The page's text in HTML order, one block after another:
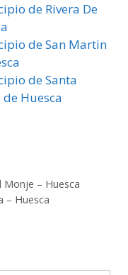
de Rivera De
de San Martin
de Santa
Huesca
Monje – Huesca
– Huesca